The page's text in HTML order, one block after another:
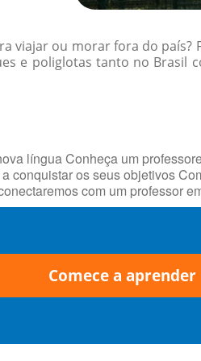
viajar ou morar fora do país?
e poliglotas tanto no Brasil
língua Conheça um
conquistar os seus objetivos
com um professor
Comece a aprender